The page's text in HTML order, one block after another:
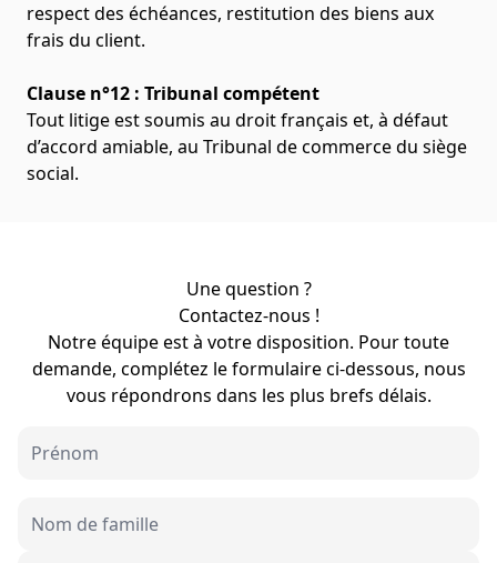
respect des échéances, restitution des biens aux
frais du client.
Clause n°12 : Tribunal compétent
Tout litige est soumis au droit français et, à défaut
d’accord amiable, au Tribunal de commerce du siège
social.
Une question ?
Contactez-nous !
Notre équipe est à votre disposition. Pour toute
demande, complétez le formulaire ci-dessous, nous
vous répondrons dans les plus brefs délais.